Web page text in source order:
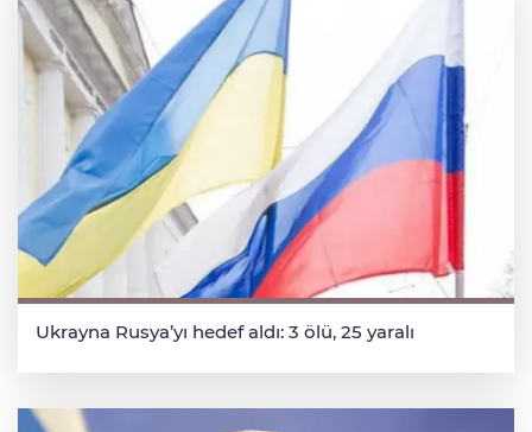
Ukrayna Rusya’yı hedef aldı: 3 ölü, 25 yaralı